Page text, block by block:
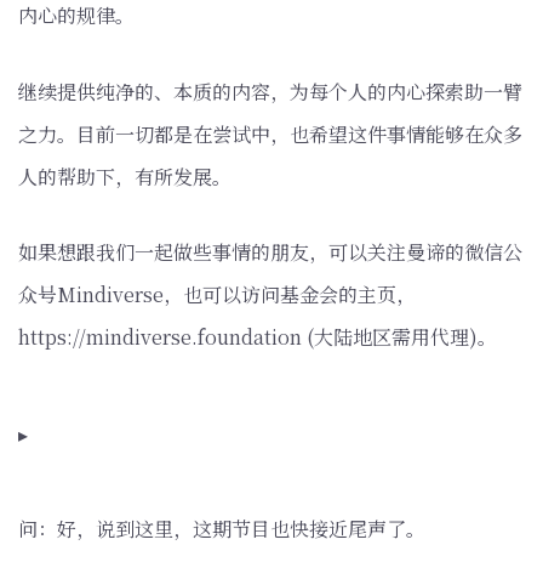
内心的规律。
继续提供纯净的、本质的内容，为每个人的内心探索助一臂
之力。目前一切都是在尝试中，也希望这件事情能够在众多
人的帮助下，有所发展。
如果想跟我们一起做些事情的朋友，可以关注曼谛的微信公
众号Mindiverse，也可以访问基金会的主页，
https://mindiverse.foundation (大陆地区需用代理)。
▸
问：好，说到这里，这期节目也快接近尾声了。